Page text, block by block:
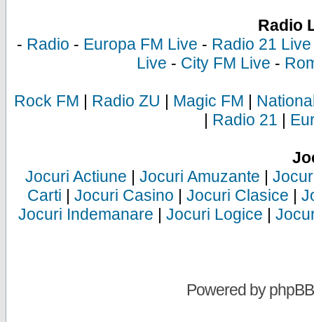
Radio
- Radio - Europa FM Live - Radio 21 Live
Live - City FM Live -
Rock FM | Radio ZU | Magic FM |
| Radio 21 |
Jocuri Actiune | Jocuri Amuzante |
Carti | Jocuri Casino | Jocuri Clasice |
Jocuri Indemanare | Jocuri Logice |
Powered byphpBB